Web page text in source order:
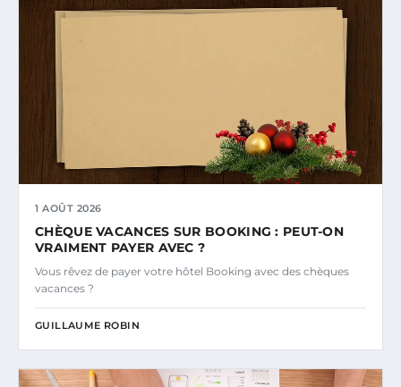
1 AOÛT 2026
CHÈQUE VACANCES SUR BOOKING : PEUT-ON
VRAIMENT PAYER AVEC ?
Vous rêvez de payer votre hôtel Booking avec des chèques
vacances ?
GUILLAUME ROBIN